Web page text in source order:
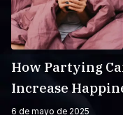
How Partying
Increase
6 de mayo de 2025